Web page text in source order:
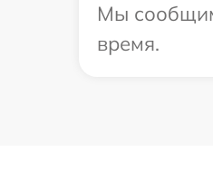
Мы
время.